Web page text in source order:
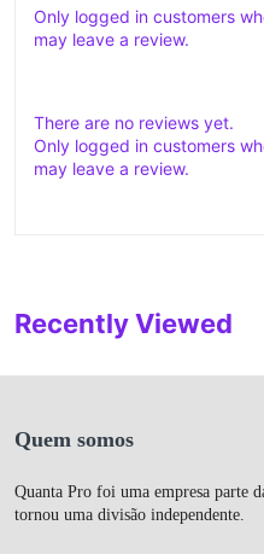
Only logged in customers
may leave a review.
There are no reviews yet.
Only logged in customers
may leave a review.
Recently Viewed
Quem somos
Quanta Pro foi uma empresa parte
tornou uma divisão independente.